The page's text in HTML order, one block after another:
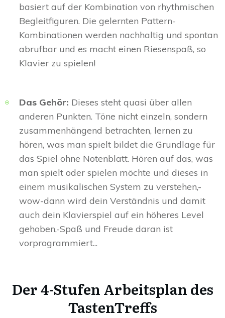
basiert auf der Kombination von rhythmischen
Begleitfiguren. Die gelernten Pattern-
Kombinationen werden nachhaltig und spontan
abrufbar und es macht einen Riesenspaß, so
Klavier zu spielen!
Das Gehör: Dieses steht quasi über allen
anderen Punkten. Töne nicht einzeln, sondern
zusammenhängend betrachten, lernen zu
hören, was man spielt bildet die Grundlage für
das Spiel ohne Notenblatt. Hören auf das, was
man spielt oder spielen möchte und dieses in
einem musikalischen System zu verstehen,-
wow-dann wird dein Verständnis und damit
auch dein Klavierspiel auf ein höheres Level
gehoben,-Spaß und Freude daran ist
vorprogrammiert...
Der 4-Stufen Arbeitsplan des
TastenTreffs